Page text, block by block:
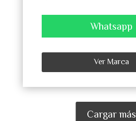
Whatsapp
Ver Marca
Cargar más